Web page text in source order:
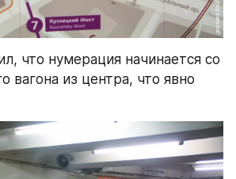
что нумерация начинается со
вагона из центра, что явно